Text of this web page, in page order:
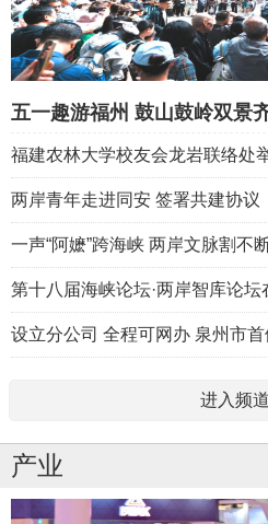
五一趣游福州 鼓山鼓岭双景
福建农林大学校友会龙岩联络处
两岸青年走进同安 签署共建协议
一声“阿嬷”跨海峡 两岸文脉割不
第十八届海峡论坛·两岸智库论坛
设立分公司 全程可网办 泉州市
进入频
产业